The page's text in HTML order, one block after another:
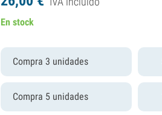
En stock
Compra 3 unidades
Compra 5 unidades